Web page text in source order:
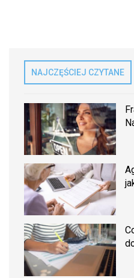
NAJCZĘŚCIEJ CZYTANE